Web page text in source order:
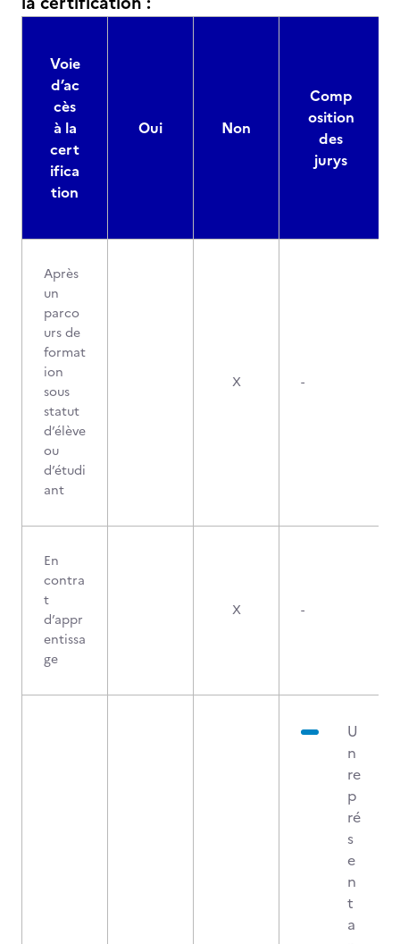
Voie
d’ac
cès
à la
cert
ifica
tion
Oui Non
Comp
osition
des
jurys
Après
un
parco
urs de
format
ion
sous
statut
d’élève
ou
d’étudi
ant
X -
En
contra
t
d’appr
entissa
ge
X -
U
n
re
p
ré
s
e
n
t
a